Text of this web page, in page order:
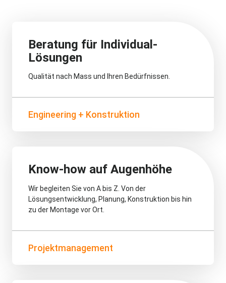
Beratung für Individual-
Lösungen
Qualität nach Mass und Ihren Bedürfnissen.
Engineering + Konstruktion
Know-how auf Augenhöhe
Wir begleiten Sie von A bis Z. Von der
Lösungsentwicklung, Planung, Konstruktion bis hin
zu der Montage vor Ort.
Projektmanagement